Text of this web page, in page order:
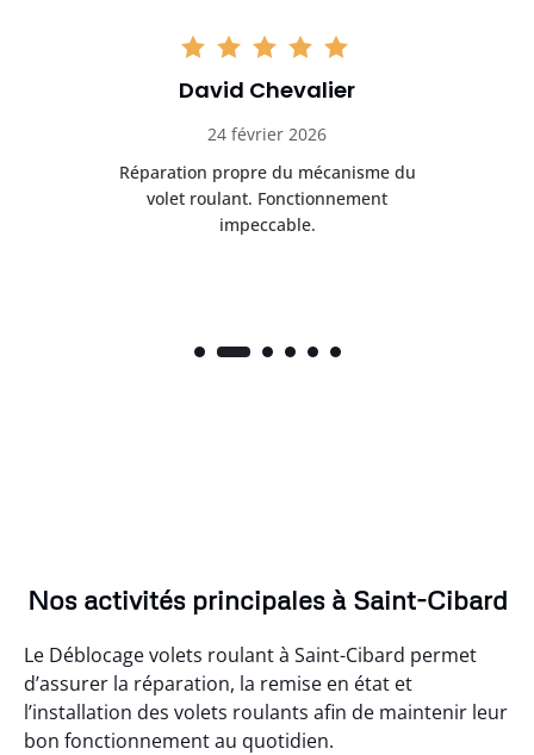
David Chevalier
24 février 2026
Réparation propre du mécanisme du
volet roulant. Fonctionnement
impeccable.
Nos activités principales à Saint-Cibard
Le Déblocage volets roulant à Saint-Cibard permet
d’assurer la réparation, la remise en état et
l’installation des volets roulants afin de maintenir leur
bon fonctionnement au quotidien.